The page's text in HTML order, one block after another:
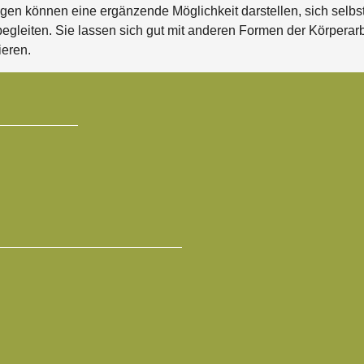
können eine ergänzende Möglichkeit darstellen, sich
Sie lassen sich gut mit anderen Formen der